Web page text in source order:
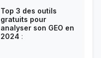
Top 3 des outils
gratuits pour
analyser son GEO en
2024 :